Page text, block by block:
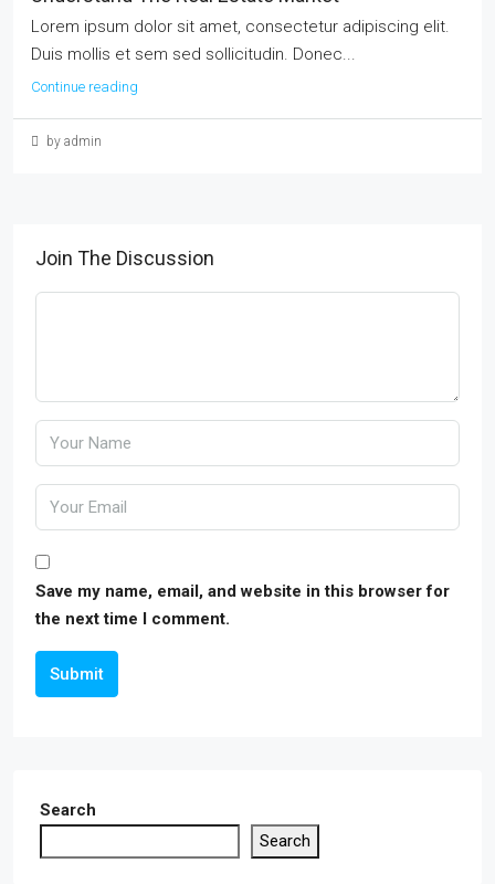
Lorem ipsum dolor sit amet, consectetur adipiscing elit.
Duis mollis et sem sed sollicitudin. Donec...
Continue reading
by admin
Join The Discussion
Save my name, email, and website in this browser for
the next time I comment.
Submit
Search
Search